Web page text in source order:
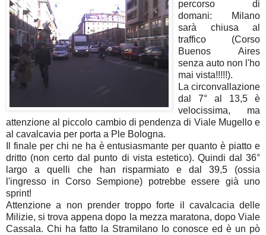
percorso di
domani: Milano
sarà chiusa al
traffico (Corso
Buenos Aires
senza auto non l'ho
mai vista!!!!!).
La circonvallazione
dal 7° al 13,5 è
velocissima, ma
attenzione al piccolo cambio di pendenza di Viale Mugello e
al cavalcavia per porta a Ple Bologna.
Il finale per chi ne ha è entusiasmante per quanto è piatto e
dritto (non certo dal punto di vista estetico). Quindi dal 36°
largo a quelli che han risparmiato e dal 39,5 (ossia
l'ingresso in Corso Sempione) potrebbe essere già uno
sprint!
Attenzione a non prender troppo forte il cavalcacia delle
Milizie, si trova appena dopo la mezza maratona, dopo Viale
Cassala. Chi ha fatto la Stramilano lo conosce ed è un pò